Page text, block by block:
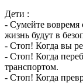
Дети :
- Сумейте вовремя
жизнь будут в
- Стоп! Когда вы
- Стоп! Когда
транспортом.
- Стоп! Когда